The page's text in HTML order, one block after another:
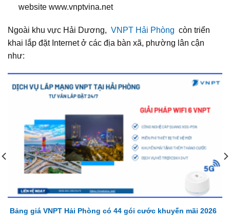
website www.vnptvina.net
Ngoài khu vực Hải Dương, VNPT Hải Phòng còn triển
khai lắp đặt Internet ở các địa bàn xã, phường lân cận
như:
Bảng giá VNPT Hải Phòng có 44 gói cước khuyến mãi 2026